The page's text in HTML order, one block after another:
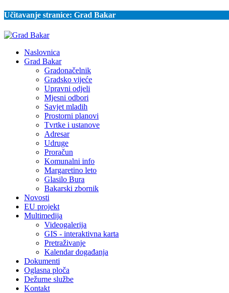
Učitavanje stranice: Grad Bakar
Naslovnica
Grad Bakar
Gradonačelnik
Gradsko vijeće
Upravni odjeli
Mjesni odbori
Savjet mladih
Prostorni planovi
Tvrtke i ustanove
Adresar
Udruge
Proračun
Komunalni info
Margaretino leto
Glasilo Bura
Bakarski zbornik
Novosti
EU projekt
Multimedija
Videogalerija
GIS - interaktivna karta
Pretraživanje
Kalendar događanja
Dokumenti
Oglasna ploča
Dežurne službe
Kontakt